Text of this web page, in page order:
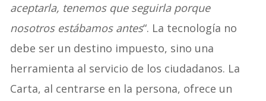
aceptarla, tenemos que seguirla porque
nosotros estábamos antes“. La tecnología no
debe ser un destino impuesto, sino una
herramienta al servicio de los ciudadanos. La
Carta, al centrarse en la persona, ofrece un